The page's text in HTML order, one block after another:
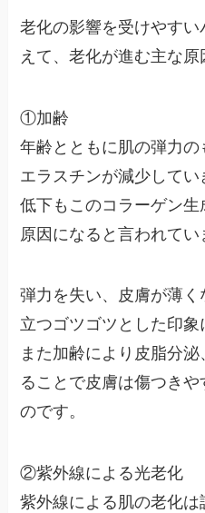
老化の影響を受けやす
えて、老化が進む主な原
①加齢
年齢とともに肌の弾力
エラスチンが減少して
低下もこのコラーゲン
原因になると言われてい
弾力を失い、皮膚が薄く
立つゴツゴツとした印象
また加齢により皮脂分
ることで皮膚は傷つきや
のです。
②紫外線による光老化
紫外線による肌の老化